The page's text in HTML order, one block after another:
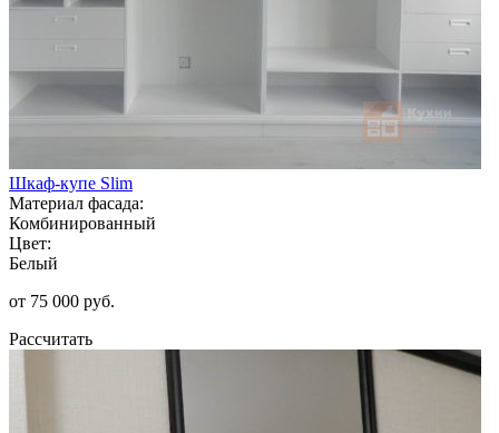
Шкаф-купе Slim
Материал фасада:
Комбинированный
Цвет:
Белый
от 75 000 руб.
Рассчитать